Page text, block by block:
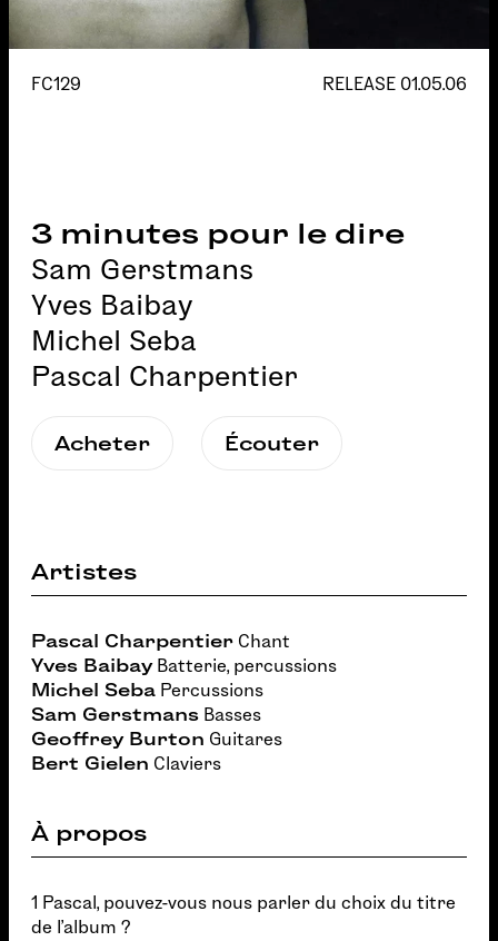
FC129 RELEASE 01.05.06
3 minutes pour le dire
Sam Gerstmans
Yves Baibay
Michel Seba
Pascal Charpentier
Acheter Écouter
Artistes
Pascal Charpentier Chant
Yves BaibayBatterie, percussions
Michel Seba Percussions
Sam Gerstmans Basses
Geoffrey Burton Guitares
Bert Gielen Claviers
À propos
1 Pascal, pouvez-vous nous parler du choix du titre
de l'album ?